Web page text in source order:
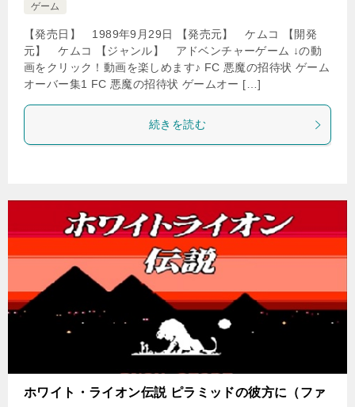
ゲーム
【発売日】 1989年9月29日 【発売元】 ケムコ 【開発
元】 ケムコ 【ジャンル】 アドベンチャーゲーム ↓の動
画をクリック！動画を楽しめます♪ FC 悪魔の招待状 ゲーム
オーバー集1 FC 悪魔の招待状 ゲームオー […]
続きを読む
ホワイト・ライオン伝説 ピラミッドの彼方に（ファ